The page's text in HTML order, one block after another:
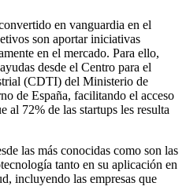
en vanguardia en el
son aportar iniciativas
en el mercado. Para ello,
desde el Centro para el
(CDTI) del Ministerio de
de España, facilitando el acceso
al 72% de las startups les resulta
las más conocidas como son las
tanto en su aplicación en
incluyendo las empresas que